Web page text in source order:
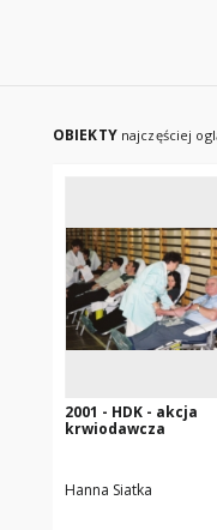
OBIEKTY najczęściej
2001 - HDK - akcja
krwiodawcza
Hanna Siatka